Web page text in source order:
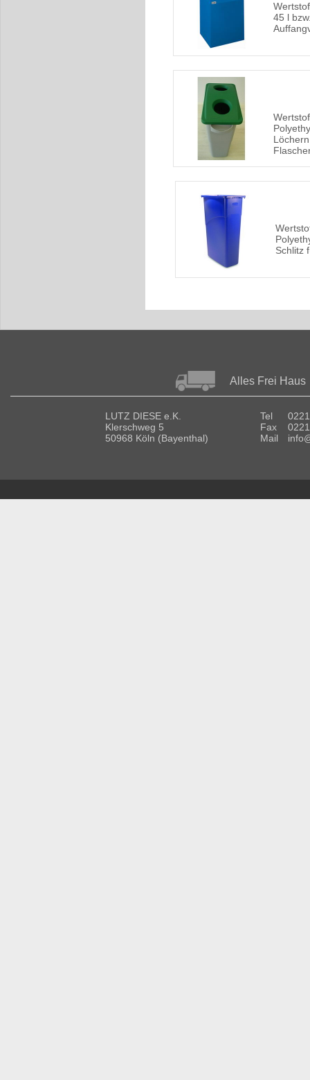
45 l
Schlitz
Alles Frei Haus
LUTZ DIESE e.K.
Klerschweg 5
50968 Köln (Bayenthal)
Tel
Fax
Mail